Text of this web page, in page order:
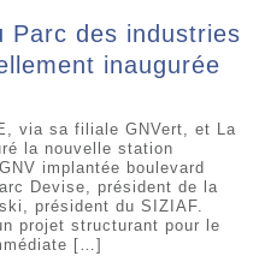
Parc des industries
inaugurée
via sa filiale GNVert, et La
la nouvelle station
implantée boulevard
Devise, président de la
président du SIZIAF.
projet structurant pour le
[…]